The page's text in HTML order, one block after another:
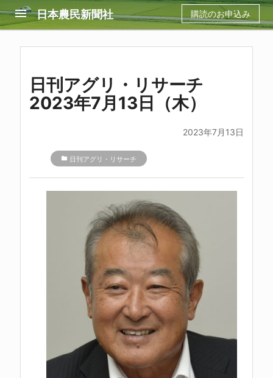
menu 日本農民新聞社 購読のお申込み
日刊アグリ・リサーチ
2023年7月13日（木）
2023年7月13日
folder 日刊アグリ・リサーチ